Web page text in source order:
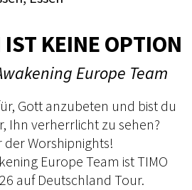
KEINE OPTION
Europe Team
Gott anzubeten und bist du
Ihn verherrlicht zu sehen?
Worshipnights!
Europe Team ist TIMO
auf Deutschland Tour.